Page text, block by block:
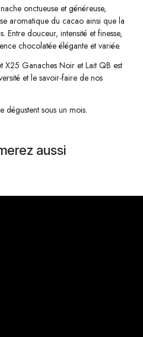
onctueuse et généreuse,
aromatique du cacao ainsi que la
Entre douceur, intensité et finesse,
chocolatée élégante et variée.
Ganaches Noir et Lait QB est
et le savoir-faire de nos
dégustent sous un mois.
aussi